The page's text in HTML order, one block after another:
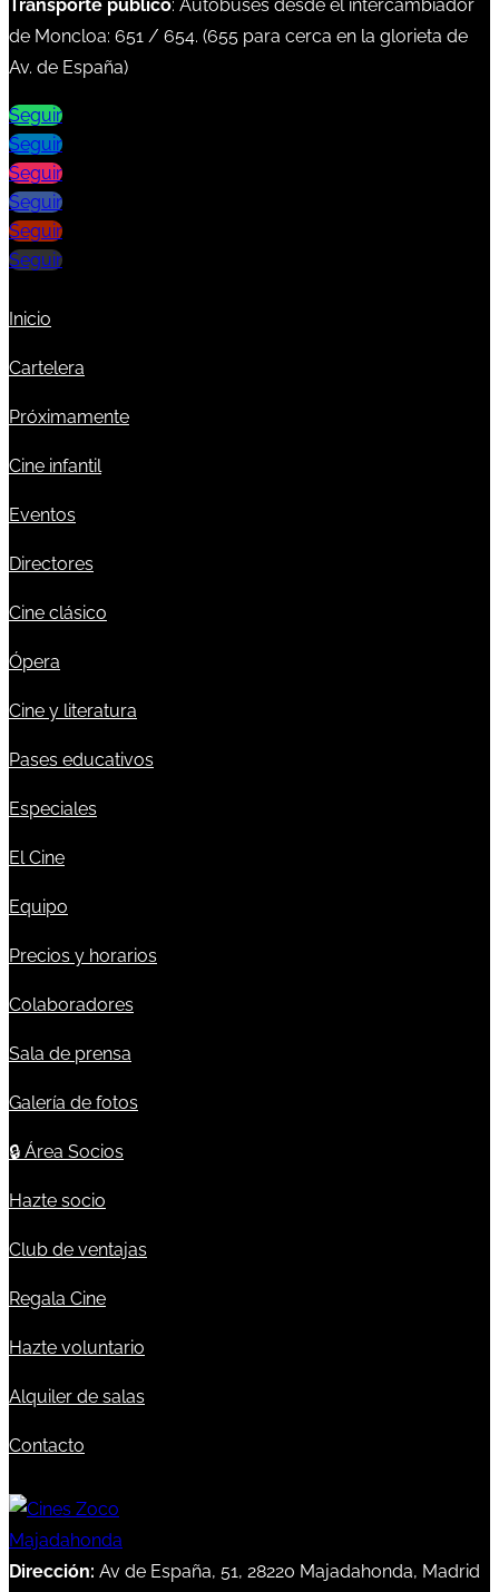
Transporte público: Autobuses desde el intercambiador
de Moncloa: 651 / 654. (655 para cerca en la glorieta de
Av. de España)
Seguir
Seguir
Seguir
Seguir
Seguir
Seguir
Inicio
Cartelera
Próximamente
Cine infantil
Eventos
Directores
Cine clásico
Ópera
Cine y literatura
Pases educativos
Especiales
El Cine
Equipo
Precios y horarios
Colaboradores
Sala de prensa
Galería de fotos
🔒 Área Socios
Hazte socio
Club de ventajas
Regala Cine
Hazte voluntario
Alquiler de salas
Contacto
Dirección: Av de España, 51, 28220 Majadahonda, Madrid